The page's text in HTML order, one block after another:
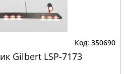
350690
Gilbert LSP-7173